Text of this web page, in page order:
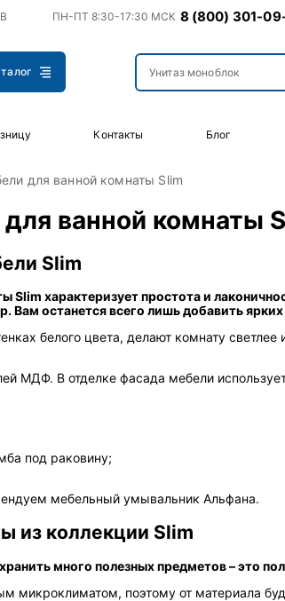
ПН-ПТ 8:30-17:30 МСК 8 (800) 301-
Контакты Блог
для ванной комнаты Slim
ванной комнаты
Slim
Slim характеризует простота и
Вам останется всего лишь добавить
белого цвета, делают комнату
МДФ. В отделке фасада мебели
под раковину;
мебельный умывальник Альфана.
из коллекции Slim
много полезных предметов – это
микроклиматом, поэтому от материала